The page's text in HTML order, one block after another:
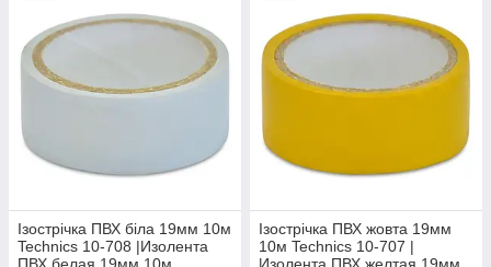
Ізострічка ПВХ біла 19мм 10м
Technics 10-708 |Изолента
Ізострічка ПВХ жовта 19мм
10м Technics 10-707 |